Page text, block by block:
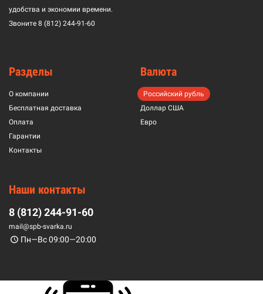
удобства и экономии времени.
Звоните 8 (812) 244-91-60
Разделы
О компании
Бесплатная доставка
Оплата
Гарантии
Контакты
Валюта
Российский рубль
Доллар США
Евро
Наши контакты
8 (812) 244-91-60
mail@spb-svarka.ru
Пн—Вс 09:00—20:00